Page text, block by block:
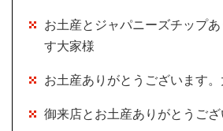
お土産とジャパニーズチップ
す大家様
お土産ありがとうございます
御来店とお土産ありがとうご